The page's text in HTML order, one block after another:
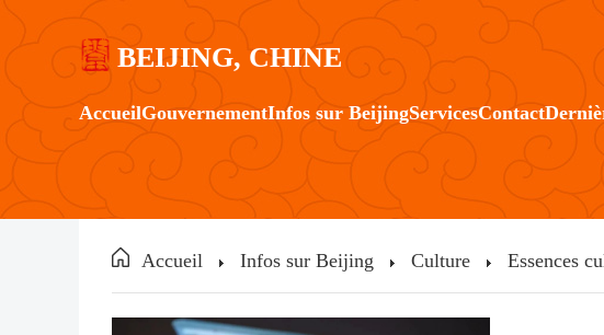
BEIJING, CHINE
AccueilGouvernementInfos sur BeijingServicesContact
Accueil Infos sur Beijing Culture Essences